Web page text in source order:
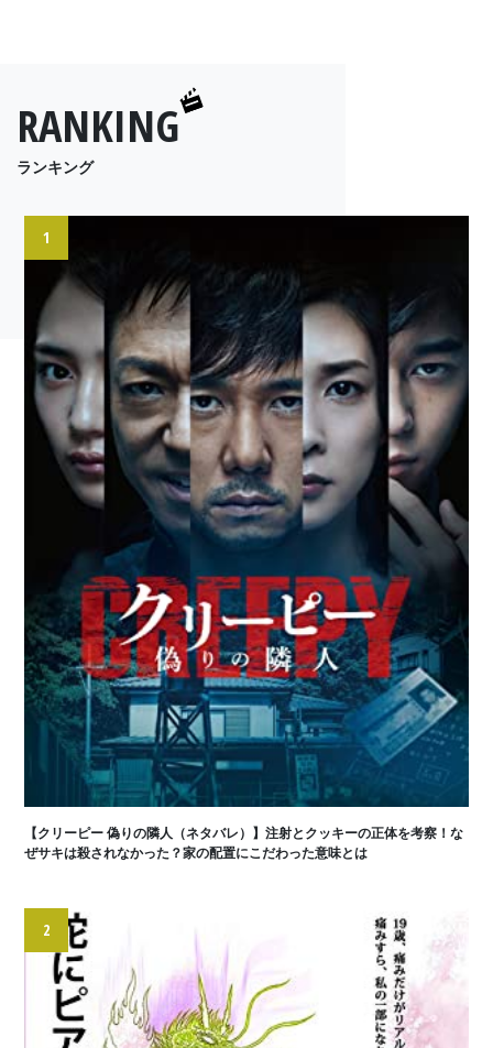
RANKING
ランキング
1
【クリーピー 偽りの隣人（ネタバレ）】注射とクッキーの正体を考察！な
ぜサキは殺されなかった？家の配置にこだわった意味とは
2